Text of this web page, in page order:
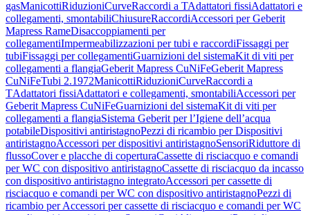
gasManicottiRiduzioniCurveRaccordi a TAdattatori fissiAdattatori e
collegamenti, smontabiliChiusureRaccordiAccessori per Geberit
Mapress RameDisaccoppiamenti per
collegamentiImpermeabilizzazioni per tubi e raccordiFissaggi per
tubiFissaggi per collegamentiGuarnizioni del sistemaKit di viti per
collegamenti a flangiaGeberit Mapress CuNiFeGeberit Mapress
CuNiFeTubi 2.1972ManicottiRiduzioniCurveRaccordi a
TAdattatori fissiAdattatori e collegamenti, smontabiliAccessori per
Geberit Mapress CuNiFeGuarnizioni del sistemaKit di viti per
collegamenti a flangiaSistema Geberit per l’Igiene dell’acqua
potabileDispositivi antiristagnoPezzi di ricambio per Dispositivi
antiristagnoAccessori per dispositivi antiristagnoSensoriRiduttore di
flussoCover e placche di coperturaCassette di risciacquo e comandi
per WC con dispositivo antiristagnoCassette di risciacquo da incasso
con dispositivo antiristagno integratoAccessori per cassette di
risciacquo e comandi per WC con dispositivo antiristagnoPezzi di
ricambio per Accessori per cassette di risciacquo e comandi per WC